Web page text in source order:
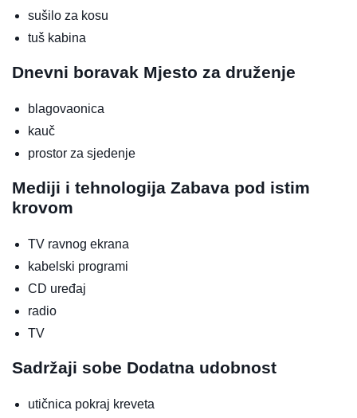
sušilo za kosu
tuš kabina
Dnevni boravak Mjesto za druženje
blagovaonica
kauč
prostor za sjedenje
Mediji i tehnologija Zabava pod istim
krovom
TV ravnog ekrana
kabelski programi
CD uređaj
radio
TV
Sadržaji sobe Dodatna udobnost
utičnica pokraj kreveta